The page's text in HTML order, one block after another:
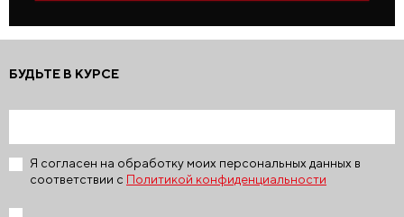
БУДЬТЕ В КУРСЕ
Я согласен на обработку моих персональных данных в
соответствии с Политикой конфиденциальности